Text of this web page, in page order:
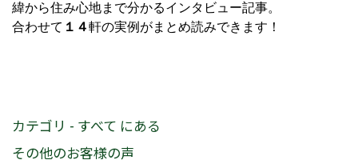
緯から住み心地まで分かるインタビュー記事。
合わせて １４軒の実例がまとめ読みできます！
カテゴリ - すべて にある
その他のお客様の声